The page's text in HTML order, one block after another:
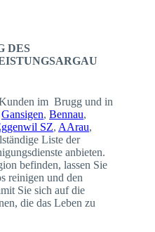
DES
im Brugg und in
Gansigen, Bennau,
SZ, AArau,
Liste der
anbieten.
befinden, lassen Sie
reinigen und den
Sie sich auf die
die das Leben zu